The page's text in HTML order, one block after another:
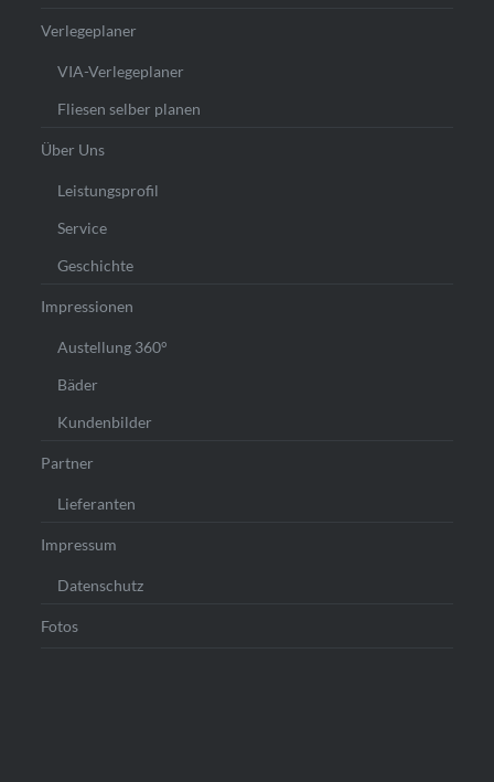
Verlegeplaner
VIA-Verlegeplaner
Fliesen selber planen
Über Uns
Leistungsprofil
Service
Geschichte
Impressionen
Austellung 360°
Bäder
Kundenbilder
Partner
Lieferanten
Impressum
Datenschutz
Fotos